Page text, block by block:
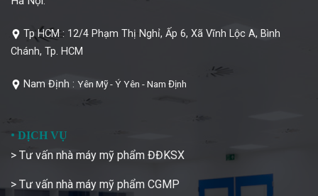
Tp HCM : 12/4 Phạm Thị Nghỉ, Ấp 6, Xã Vĩnh Lộc A, Bình
Chánh, Tp. HCM
Nam Định : Yên Mỹ - Ý Yên - Nam Định
• DỊCH VỤ
> Tư vấn nhà máy mỹ phẩm ĐĐKSX
> Tư vấn nhà máy mỹ phẩm CGMP